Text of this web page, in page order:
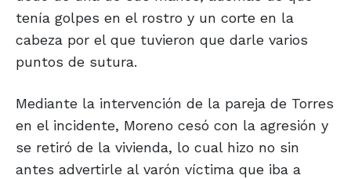
tenía golpes en el rostro y un corte en la
cabeza por el que tuvieron que darle varios
puntos de sutura.
Mediante la intervención de la pareja de Torres
en el incidente, Moreno cesó con la agresión y
se retiró de la vivienda, lo cual hizo no sin
antes advertirle al varón víctima que iba a